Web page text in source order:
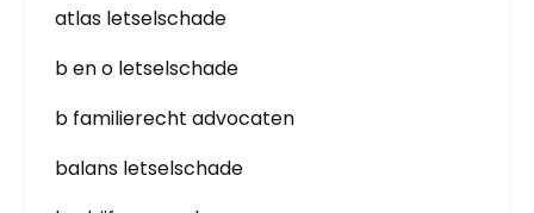
atlas letselschade
b en o letselschade
b familierecht advocaten
balans letselschade